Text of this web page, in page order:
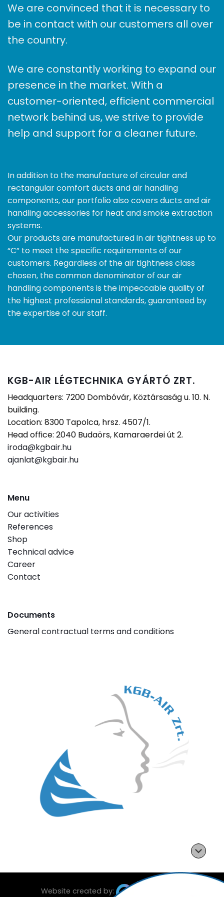
We are convinced that it is necessary to
be in contact with our customers all over
the country.
We are constantly working to expand our
presence in the market. With a
customer-oriented, efficient commercial
network behind us, we strive to provide
help and support for a cleaner future.
In addition to the manufacture of circular and
rectangular comfort ducts and air handling
components, our portfolio also covers ducts and air
handling accessories for heat and smoke extraction
systems.
Our products are manufactured in air tightness up to
“C” to meet the specific requirements of our
customers. Regardless of the air tightness class
chosen, the common denominator of our air
handling components is the impeccable quality of
the highest professional standards, guaranteed by
the expertise of our staff.
KGB-AIR LÉGTECHNIKA GYÁRTÓ ZRT.
Headquarters: 7200 Dombóvár, Köztársaság u. 10. N.
building.
Location: 8300 Tapolca, hrsz. 4507/1.
Head office: 2040 Budaörs, Kamaraerdei út 2.
iroda@kgbair.hu
ajanlat@kgbair.hu
Menu
Our activities
References
Shop
Technical advice
Career
Contact
Documents
General contractual terms and conditions
Website created by: